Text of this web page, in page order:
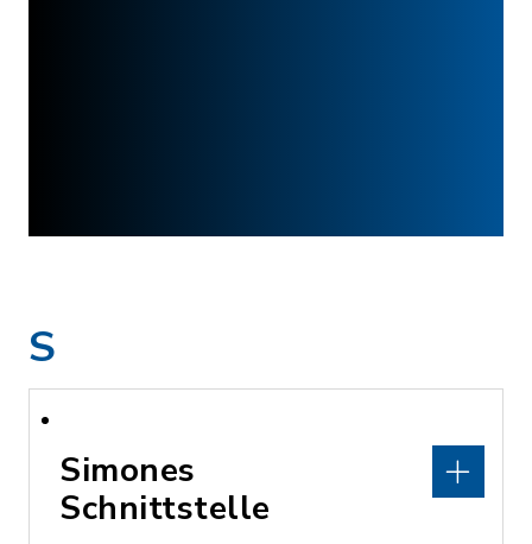
S
Simones
Schnittstelle